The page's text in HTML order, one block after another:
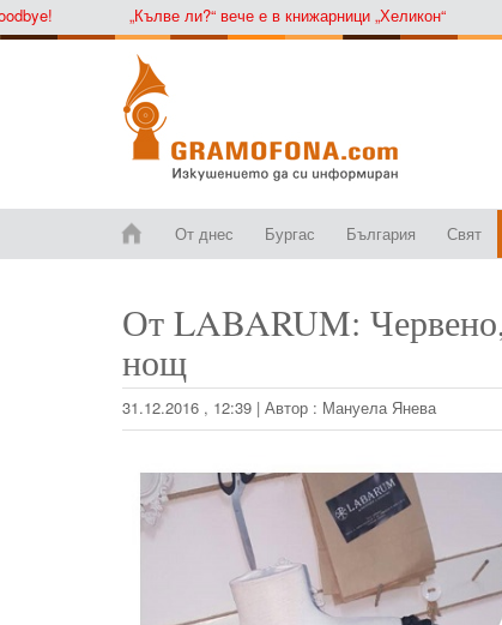
„Кълве ли?“ вече е в книжарници „Хеликон“
От днес Бургас България Свят
От LABARUM:
нощ
31.12.2016 , 12:39 | Автор : Мануела Янева